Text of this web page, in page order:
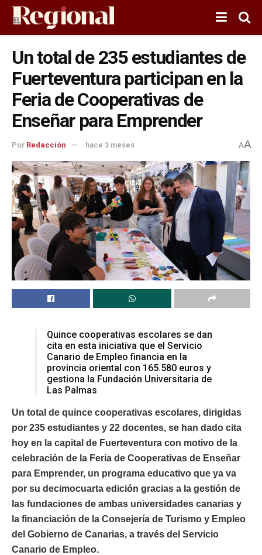
Un total de 235 estudiantes de
Fuerteventura participan en la
Feria de Cooperativas de
Enseñar para Emprender
Por Redacción hace 3 meses AA
Quince cooperativas escolares se dan
cita en esta iniciativa que el Servicio
Canario de Empleo financia en la
provincia oriental con 165.580 euros y
gestiona la Fundación Universitaria de
Las Palmas
Un total de quince cooperativas escolares, dirigidas
por 235 estudiantes y 22 docentes, se han dado cita
hoy en la capital de Fuerteventura con motivo de la
celebración de la Feria de Cooperativas de Enseñar
para Emprender, un programa educativo que ya va
por su decimocuarta edición gracias a la gestión de
las fundaciones de ambas universidades canarias y
la financiación de la Consejería de Turismo y Empleo
del Gobierno de Canarias, a través del Servicio
Canario de Empleo.